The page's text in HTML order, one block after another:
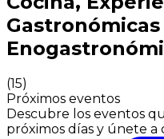
(15)
Próximos eventos
Descubre los eventos
próximos días y únete a